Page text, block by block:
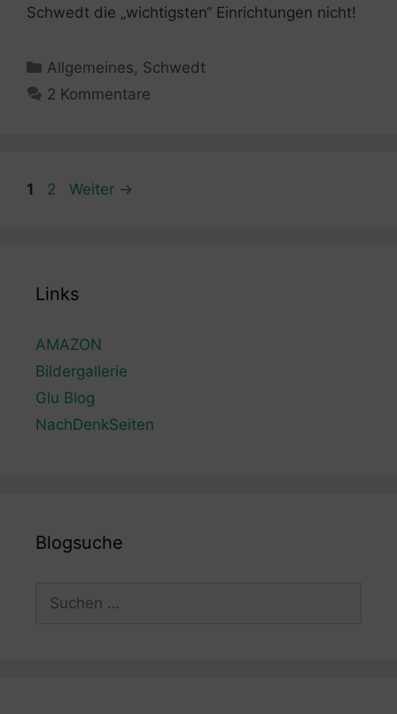
Schwedt die „wichtigsten“ Einrichtungen nicht!
Kategorien
Allgemeines, Schwedt
2 Kommentare
Seite
1 Seite
2 Weiter →
Links
AMAZON
Bildergallerie
Glu Blog
NachDenkSeiten
Blogsuche
nach: